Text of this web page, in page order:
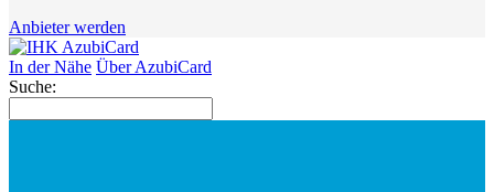
Anbieter werden
In der Nähe Über AzubiCard
Suche: